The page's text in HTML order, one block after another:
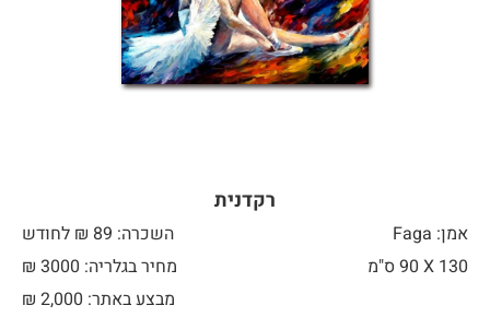
רקדנית
אמן: Faga
השכרה: 89 ₪ לחודש
130 X
מחיר בגלריה: 3000 ₪
מבצע באתר:
₪ 2,000